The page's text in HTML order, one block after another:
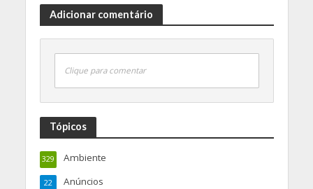
Adicionar comentário
Clique para comentar
Tópicos
Ambiente
329
Anúncios
22